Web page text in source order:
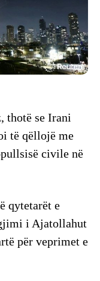
se Irani
të qëllojë me
civile në
qytetarët e
i Ajatollahut
për veprimet e